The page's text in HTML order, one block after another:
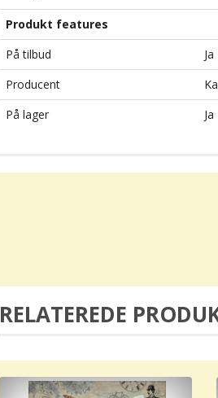
Produkt features
På tilbud
Ja
Producent
På lager
Ja
RELATEREDE